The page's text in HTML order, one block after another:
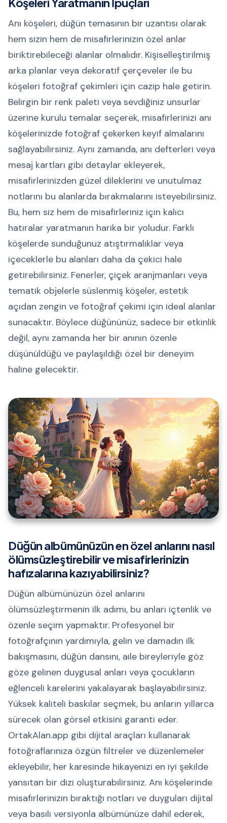
Anı köşeleri, düğün temasının bir uzantısı olarak
hem sizin hem de misafirlerinizin özel anlar
biriktirebileceği alanlar olmalıdır. Kişiselleştirilmiş
arka planlar veya dekoratif çerçeveler ile bu
köşeleri fotoğraf çekimleri için cazip hale getirin.
Belirgin bir renk paleti veya sevdiğiniz unsurlar
üzerine kurulu temalar seçerek, misafirlerinizi anı
köşelerinizde fotoğraf çekerken keyif almalarını
sağlayabilirsiniz. Aynı zamanda, anı defterleri veya
mesaj kartları gibi detaylar ekleyerek,
misafirlerinizden güzel dileklerini ve unutulmaz
notlarını bu alanlarda bırakmalarını isteyebilirsiniz.
Bu, hem siz hem de misafirleriniz için kalıcı
hatıralar yaratmanın harika bir yoludur. Farklı
köşelerde sunduğunuz atıştırmalıklar veya
içeceklerle bu alanları daha da çekici hale
getirebilirsiniz. Fenerler, çiçek aranjmanları veya
tematik objelerle süslenmiş köşeler, estetik
açıdan zengin ve fotoğraf çekimi için ideal alanlar
sunacaktır. Böylece düğününüz, sadece bir etkinlik
değil, aynı zamanda her bir anının özenle
düşünüldüğü ve paylaşıldığı özel bir deneyim
haline gelecektir.
Düğün albümünüzün en özel anlarını nasıl
ölümsüzleştirebilir ve misafirlerinizin
hafızalarına kazıyabilirsiniz?
Düğün albümünüzün özel anlarını
ölümsüzleştirmenin ilk adımı, bu anları içtenlik ve
özenle seçim yapmaktır. Profesyonel bir
fotoğrafçının yardımıyla, gelin ve damadın ilk
bakışmasını, düğün dansını, aile bireyleriyle göz
göze gelinen duygusal anları veya çocukların
eğlenceli karelerini yakalayarak başlayabilirsiniz.
Yüksek kaliteli baskılar seçmek, bu anların yıllarca
sürecek olan görsel etkisini garanti eder.
OrtakAlan.app gibi dijital araçları kullanarak
fotoğraflarınıza özgün filtreler ve düzenlemeler
ekleyebilir, her karesinde hikayenizi en iyi şekilde
yansıtan bir dizi oluşturabilirsiniz. Anı köşelerinde
misafirlerinizin bıraktığı notları ve duyguları dijital
veya basılı versiyonla albümünüze dahil ederek,